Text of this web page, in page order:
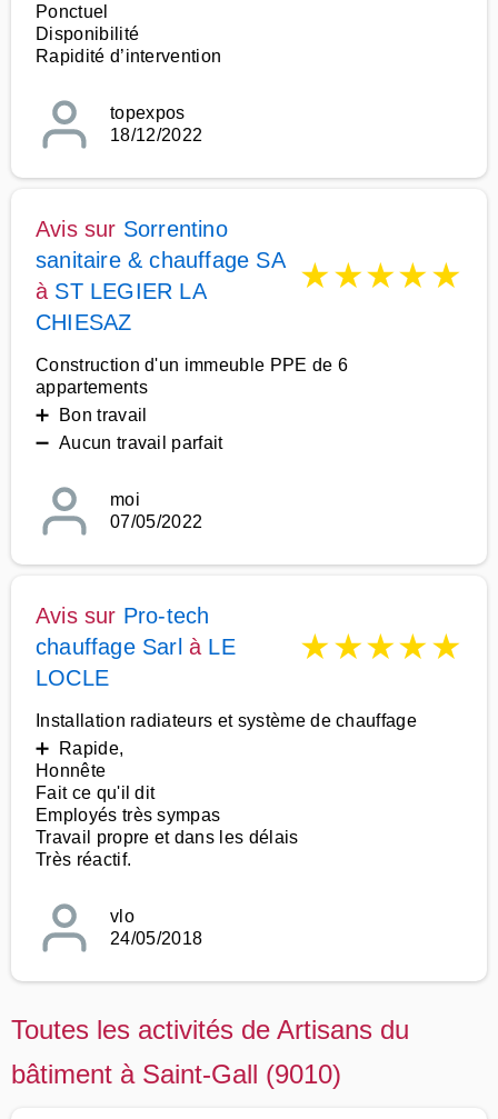
Ponctuel
Disponibilité
Rapidité d’intervention
topexpos
18/12/2022
Avis sur Sorrentino
sanitaire & chauffage SA
à ST LEGIER LA
CHIESAZ
★★★★★
Construction d'un immeuble PPE de 6
appartements
➕ Bon travail
➖ Aucun travail parfait
moi
07/05/2022
Avis sur Pro-tech
chauffage Sarl à LE
LOCLE
★★★★★
Installation radiateurs et système de chauffage
➕ Rapide,
Honnête
Fait ce qu'il dit
Employés très sympas
Travail propre et dans les délais
Très réactif.
vlo
24/05/2018
Toutes les activités de Artisans du
bâtiment à Saint-Gall (9010)